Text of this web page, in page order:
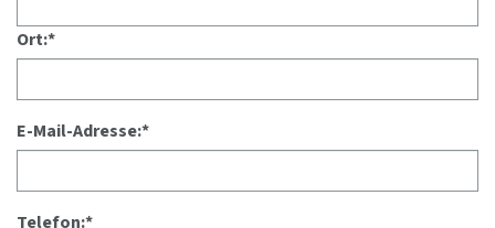
Ort:*
E-Mail-Adresse:*
Telefon:*